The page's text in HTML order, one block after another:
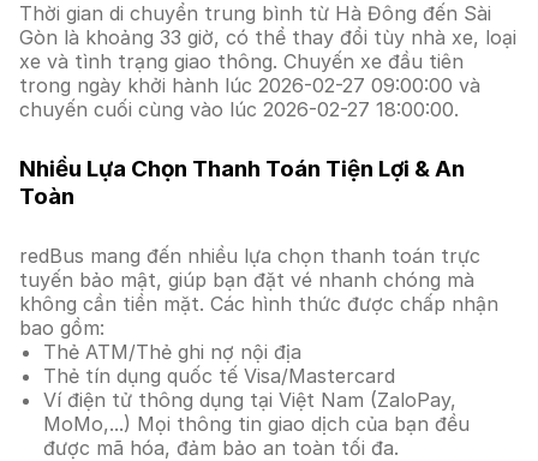
Thời gian di chuyển trung bình từ Hà Đông đến Sài
Gòn là khoảng 33 giờ, có thể thay đổi tùy nhà xe, loại
xe và tình trạng giao thông. Chuyến xe đầu tiên
trong ngày khởi hành lúc 2026-02-27 09:00:00 và
chuyến cuối cùng vào lúc 2026-02-27 18:00:00.
Nhiều Lựa Chọn Thanh Toán Tiện Lợi & An
Toàn
redBus mang đến nhiều lựa chọn thanh toán trực
tuyến bảo mật, giúp bạn đặt vé nhanh chóng mà
không cần tiền mặt. Các hình thức được chấp nhận
bao gồm:
Thẻ ATM/Thẻ ghi nợ nội địa
Thẻ tín dụng quốc tế Visa/Mastercard
Ví điện tử thông dụng tại Việt Nam (ZaloPay,
MoMo,...) Mọi thông tin giao dịch của bạn đều
được mã hóa, đảm bảo an toàn tối đa.